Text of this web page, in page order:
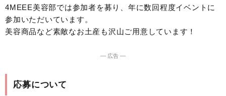
4MEEE美容部では参加者を募り、年に数回程度イベントに
参加いただいています。
美容商品など素敵なお土産も沢山ご用意しています！
― 広告 ―
応募について